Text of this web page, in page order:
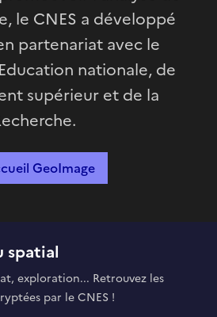
le CNES a développé
partenariat avec le
nationale, de
supérieur et de la
GeoImage
spatial
exploration... Retrouvez les
par le CNES !